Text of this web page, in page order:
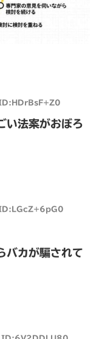
い法案がおぼろ
バカが騙されて